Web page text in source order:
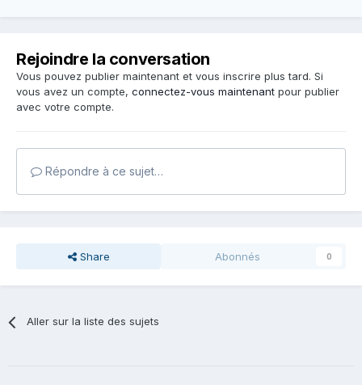
Rejoindre la conversation
Vous pouvez publier maintenant et vous inscrire plus tard. Si
vous avez un compte, connectez-vous maintenant pour publier
avec votre compte.
Répondre à ce sujet…
Share Abonnés 0
Aller sur la liste des sujets